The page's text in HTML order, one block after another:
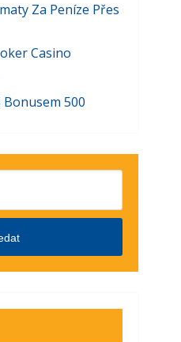
Za Peníze Přes
Casino
Bonusem 500